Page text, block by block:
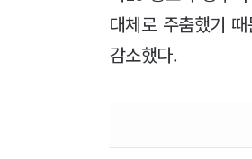
대체로 주춤했기
감소했다.